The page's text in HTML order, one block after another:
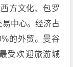
方文化、包罗
中心。经济占
的外贸。曼谷
受欢迎旅游城